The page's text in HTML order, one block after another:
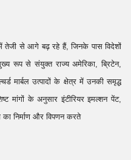
तेजी से आगे बढ़ रहे हैं, जिनके पास विदेशों
रूप से संयुक्त राज्य अमेरिका, ब्रिटेन,
मार्बल उत्पादों के क्षेत्र में उनकी समृद्ध
मांगों के अनुसार इंटीरियर इमल्शन पेंट,
निर्माण और विपणन करते